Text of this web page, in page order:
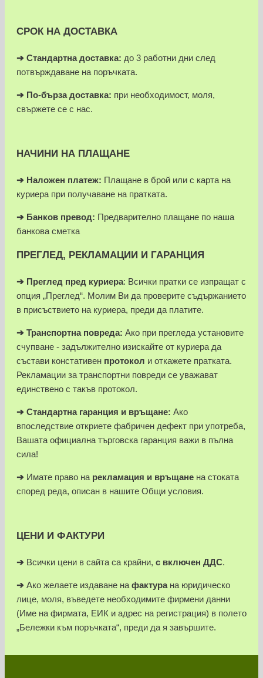
СРОК НА ДОСТАВКА
➔ Стандартна доставка: до 3 работни дни след
потвърждаване на поръчката.
➔ По-бърза доставка: при необходимост, моля,
свържете се с нас.
НАЧИНИ НА ПЛАЩАНЕ
➔ Наложен платеж: Плащане в брой или с карта на
куриера при получаване на пратката.
➔ Банков превод: Предварително плащане по наша
банкова сметка
ПРЕГЛЕД, РЕКЛАМАЦИИ И ГАРАНЦИЯ
➔ Преглед пред куриера: Всички пратки се изпращат с
опция „Преглед“. Молим Ви да проверите съдържанието
в присъствието на куриера, преди да платите.
➔ Транспортна повреда: Ако при прегледа установите
счупване - задължително изискайте от куриера да
състави констативен протокол и откажете пратката.
Рекламации за транспортни повреди се уважават
единствено с такъв протокол.
➔ Стандартна гаранция и връщане: Ако
впоследствие откриете фабричен дефект при употреба,
Вашата официална търговска гаранция важи в пълна
сила!
➔ Имате право на рекламация и връщане на стоката
според реда, описан в нашите Общи условия.
ЦЕНИ И ФАКТУРИ
➔ Всички цени в сайта са крайни, с включен ДДС.
➔ Ако желаете издаване на фактура на юридическо
лице, моля, въведете необходимите фирмени данни
(Име на фирмата, ЕИК и адрес на регистрация) в полето
„Бележки към поръчката“, преди да я завършите.